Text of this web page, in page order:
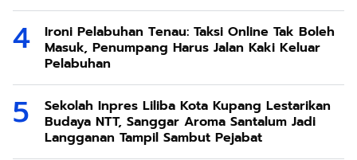
Ironi Pelabuhan Tenau: Taksi Online Tak Boleh
Masuk, Penumpang Harus Jalan Kaki Keluar
Pelabuhan
Sekolah Inpres Liliba Kota Kupang Lestarikan
Budaya NTT, Sanggar Aroma Santalum Jadi
Langganan Tampil Sambut Pejabat